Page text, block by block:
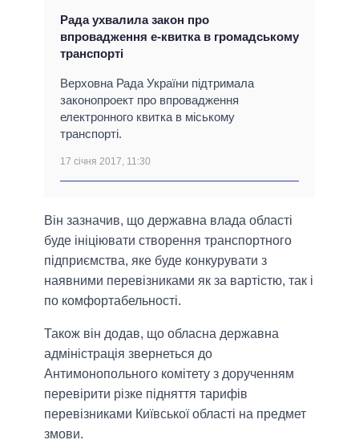
Рада ухвалила закон про
впровадження е-квитка в громадському
транспорті
Верховна Рада України підтримала
законопроект про впровадження
електронного квитка в міському
транспорті.
17 січня 2017, 11:30
Він зазначив, що державна влада області
буде ініціювати створення транспортного
підприємства, яке буде конкурувати з
наявними перевізниками як за вартістю, так і
по комфортабельності.
Також він додав, що обласна державна
адміністрація звернеться до
Антимонопольного комітету з дорученням
перевірити різке підняття тарифів
перевізниками Київської області на предмет
змови.